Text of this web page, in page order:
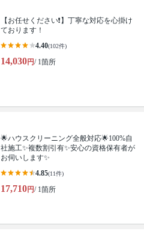
【お任せください❗️】丁寧な対応を心掛け
ております！
4.40(102件)
14,030円/ 1箇所
🌟ハウスクリーニング全般対応🌟100%自
社施工✨複数割引有✨安心の資格保有者が
お伺いします✨
4.85(11件)
17,710円/ 1箇所